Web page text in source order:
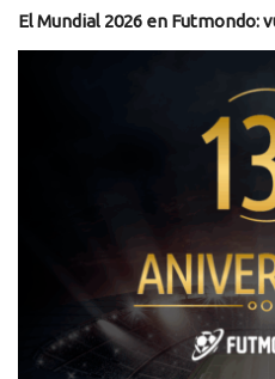
El Mundial 2026 en Futmondo: